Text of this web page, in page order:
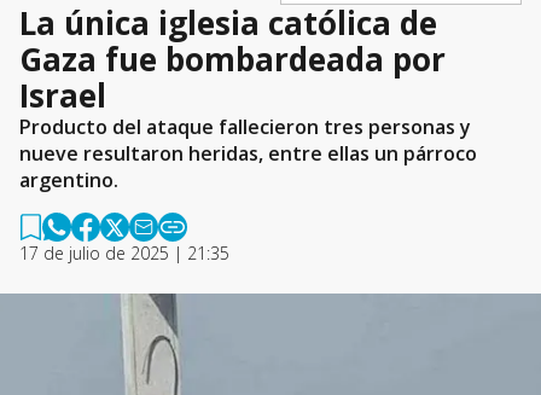
La única iglesia católica de
Gaza fue bombardeada por
Israel
Producto del ataque fallecieron tres personas y
nueve resultaron heridas, entre ellas un párroco
argentino.
17 de julio de 2025 | 21:35